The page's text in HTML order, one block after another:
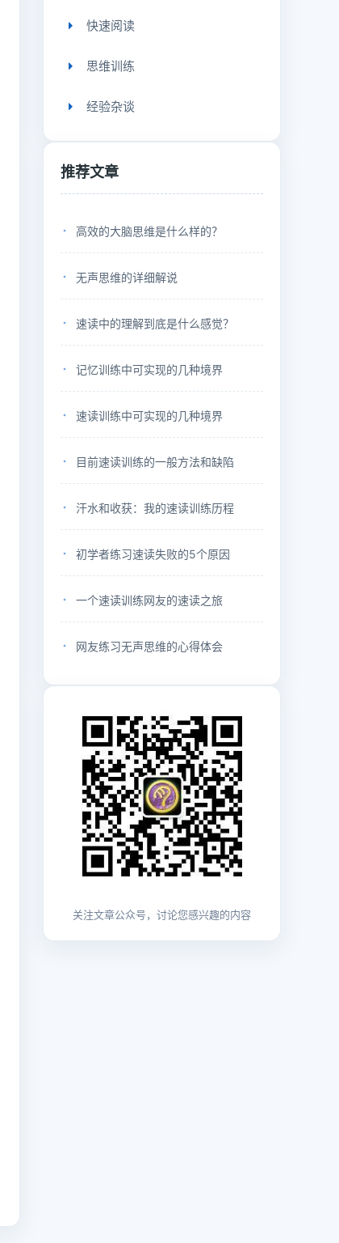
快速阅读
思维训练
经验杂谈
推荐文章
高效的大脑思维是什么样的？
无声思维的详细解说
速读中的理解到底是什么感觉？
记忆训练中可实现的几种境界
速读训练中可实现的几种境界
目前速读训练的一般方法和缺陷
汗水和收获：我的速读训练历程
初学者练习速读失败的5个原因
一个速读训练网友的速读之旅
网友练习无声思维的心得体会
关注文章公众号，讨论您感兴趣的内容